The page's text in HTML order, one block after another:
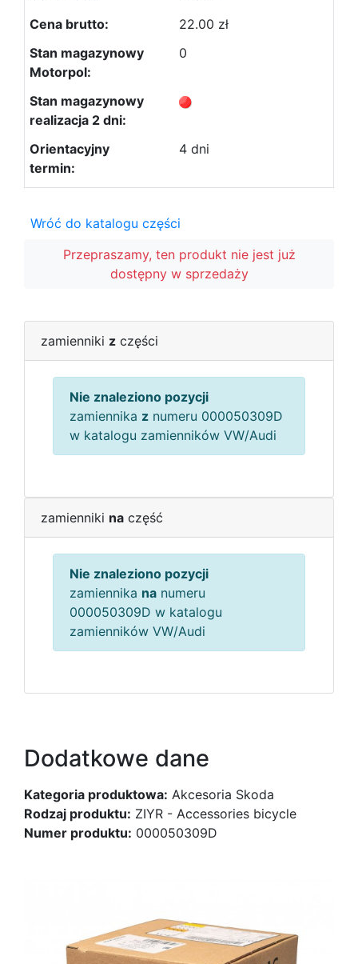
22.00 zł
0
4 dni
Wróć do katalogu części
Przepraszamy, ten produkt nie jest już
dostępny w sprzedaży
zamienniki z części
Nie znaleziono pozycji
zamiennika z numeru 000050309D
w katalogu zamienników VW/Audi
zamienniki na część
Nie znaleziono pozycji
zamiennika na numeru
000050309D w katalogu
zamienników VW/Audi
Dodatkowe dane
Kategoria produktowa: Akcesoria Skoda
Rodzaj produktu: ZIYR - Accessories bicycle
Numer produktu: 000050309D